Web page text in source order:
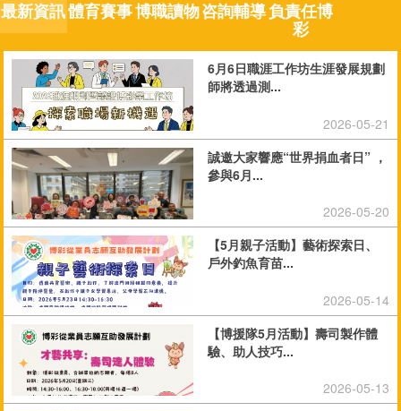
最新資訊體育賽事博職讀物咨詢輔導負責任博
彩
6月6日職涯工作坊生涯發展規劃
師將透過測...
2026-05-21
誠邀大家響應“世界捐血者日” ，
參與6月...
2026-05-20
【5月親子活動】藝術探索日、
戶外釣魚育苗...
2026-05-14
【博援隊5月活動】壽司製作體
驗、助人技巧...
2026-05-13